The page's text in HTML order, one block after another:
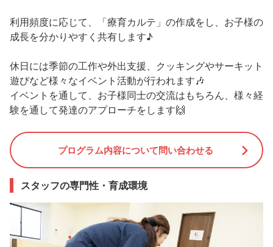
利用頻度に応じて、「療育カルテ」の作成をし、お子様の
成長を分かりやすく共有します♪
休日には季節の工作や外出支援、クッキングやサーキット
遊びなど様々なイベント活動が行われます🎶
イベントを通して、お子様同士の交流はもちろん、様々経
験を通して発達のアプローチをします🙌
プログラム内容について問い合わせる
スタッフの専門性・育成環境